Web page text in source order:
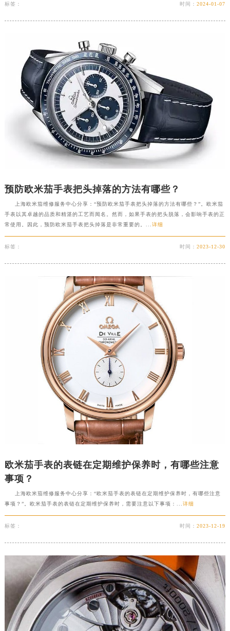
标签： 时间：2024-01-07
预防欧米茄手表把头掉落的方法有哪些？
上海欧米茄维修服务中心分享：“预防欧米茄手表把头掉落的方法有哪些？”。欧米茄
手表以其卓越的品质和精湛的工艺而闻名。然而，如果手表的把头脱落，会影响手表的正
常使用。因此，预防欧米茄手表把头掉落是非常重要的。... 详细
标签： 时间：2023-12-30
欧米茄手表的表链在定期维护保养时，有哪些注意
事项？
上海欧米茄维修服务中心分享：“欧米茄手表的表链在定期维护保养时，有哪些注意
事项？”。欧米茄手表的表链在定期维护保养时，需要注意以下事项：... 详细
标签： 时间：2023-12-19